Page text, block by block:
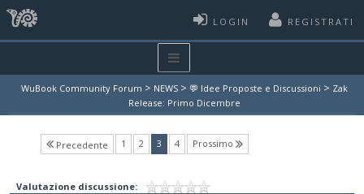
LOGIN REGISTRATI
WuBook Community Forum > NEWS > 💬 Idee Proposte e Discussioni > Zak
Release: Primo Dicembre
Precedente 1 2 3(current)
4 Prossimo
Valutazione discussione: